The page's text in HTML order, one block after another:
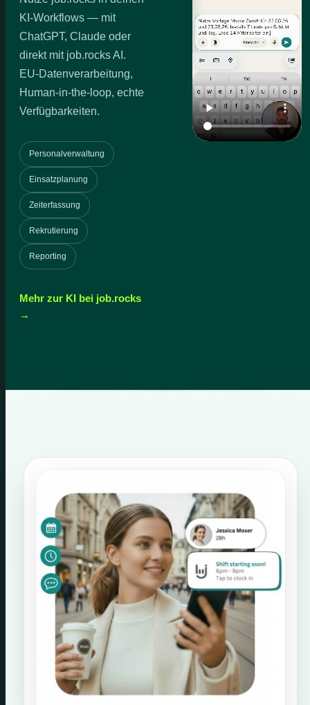
KI-Workflows — mit
ChatGPT, Claude oder
direkt mit job.rocks AI.
EU-Datenverarbeitung,
Human-in-the-loop, echte
Verfügbarkeiten.
Personalverwaltung
Einsatzplanung
Zeiterfassung
Rekrutierung
Reporting
Mehr zur KI bei job.rocks
→